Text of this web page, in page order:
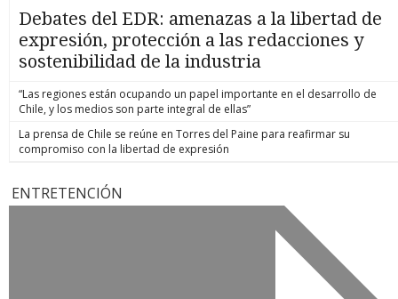
Debates del EDR: amenazas a la libertad de
expresión, protección a las redacciones y
sostenibilidad de la industria
“Las regiones están ocupando un papel importante en el desarrollo de
Chile, y los medios son parte integral de ellas”
La prensa de Chile se reúne en Torres del Paine para reafirmar su
compromiso con la libertad de expresión
ENTRETENCIÓN